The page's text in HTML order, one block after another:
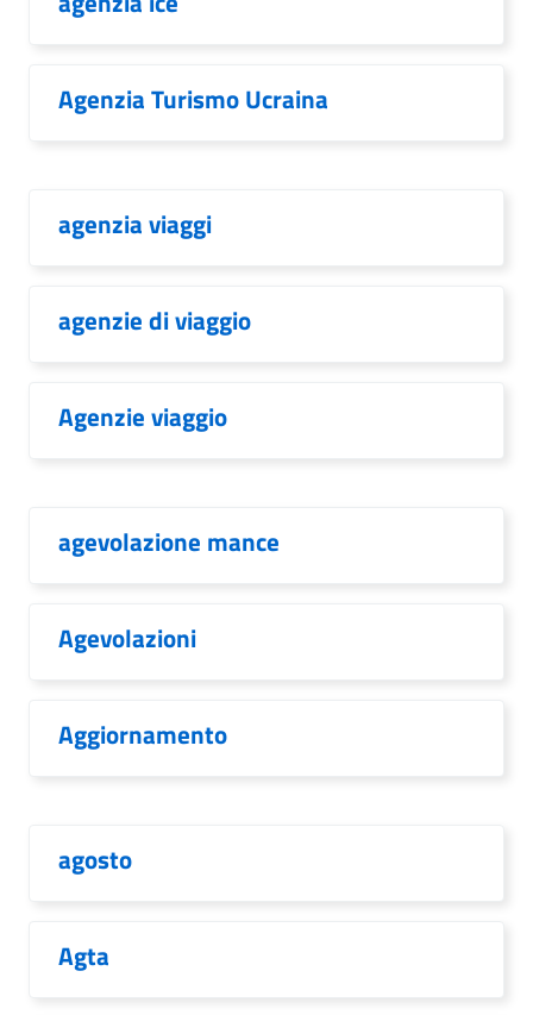
Agenzia Turismo Ucraina
agenzia viaggi
agenzie di viaggio
Agenzie viaggio
agevolazione mance
Agevolazioni
Aggiornamento
agosto
Agta